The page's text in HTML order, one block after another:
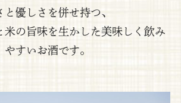
と優しさを併せ持つ、
米の旨味を生かした美味しく飲み
やすいお酒です。